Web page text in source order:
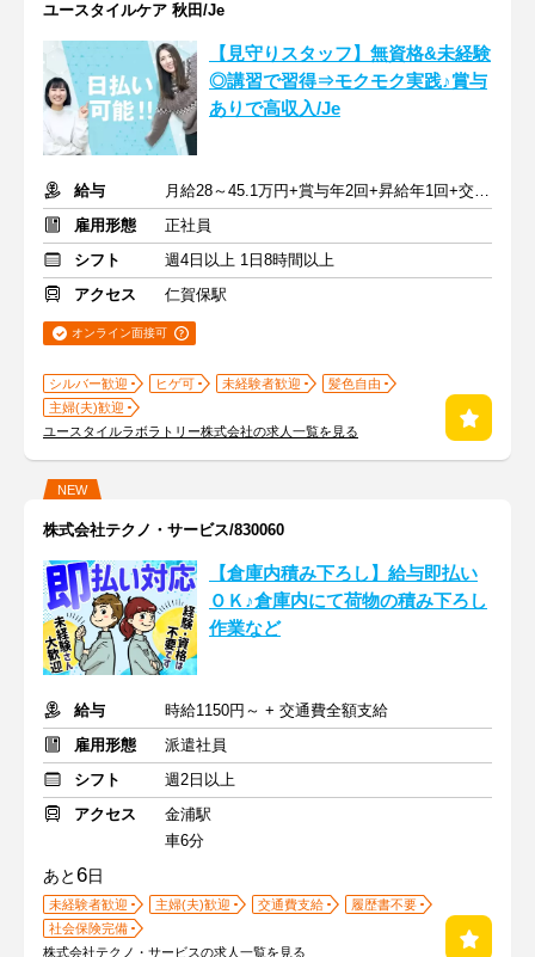
ユースタイルケア 秋田/Je
【見守りスタッフ】無資格&未経験
◎講習で習得⇒モクモク実践♪賞与
ありで高収入/Je
給与
月給28～45.1万円+賞与年2回+昇給年1回+交通費全額
雇用形態
正社員
シフト
週4日以上 1日8時間以上
アクセス
仁賀保駅
オンライン面接可
シルバー歓迎 ヒゲ可 未経験者歓迎
髪色自由
主婦(夫)歓迎
ユースタイルラボラトリー株式会社の求人一覧を見る
NEW
株式会社テクノ・サービス/830060
【倉庫内積み下ろし】給与即払い
ＯＫ♪倉庫内にて荷物の積み下ろし
作業など
給与
時給1150円～ + 交通費全額支給
雇用形態
派遣社員
シフト
週2日以上
アクセス
金浦駅
車6分
あと6日
未経験者歓迎 主婦(夫)歓迎 交通費支給
履歴書不要
社会保険完備
株式会社テクノ・サービスの求人一覧を見る